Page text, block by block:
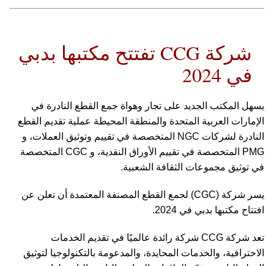
شركة CCG تفتتح مكتبها بدبي
في 2024
يسهل المكتب الجديد على تجار وهواة جمع القطع النادرة في
الإمارات العربية المتحدة والمنطقة المحيطة عملية تقديم القطع
النادرة لشركات NGC المتخصصة في تقييم وتوثيق العملات، و
PMG المتخصصة في تقييم الأوراق النقدية، و CGC المتخصصة
في توثيق مجموعات الثقافة الشعبية.
يسر شركة (CGC) لجمع القطع المصنفة المعتمدة أن تعلن عن
افتتاح مكتبها بدبي في 2024.
تعد شركة CCG شركة رائدة عالميًا في تقديم الخدمات
الاحترافية، والخدمات المحايدة، والمدعومة بالتكنولوجيا لتوثيق